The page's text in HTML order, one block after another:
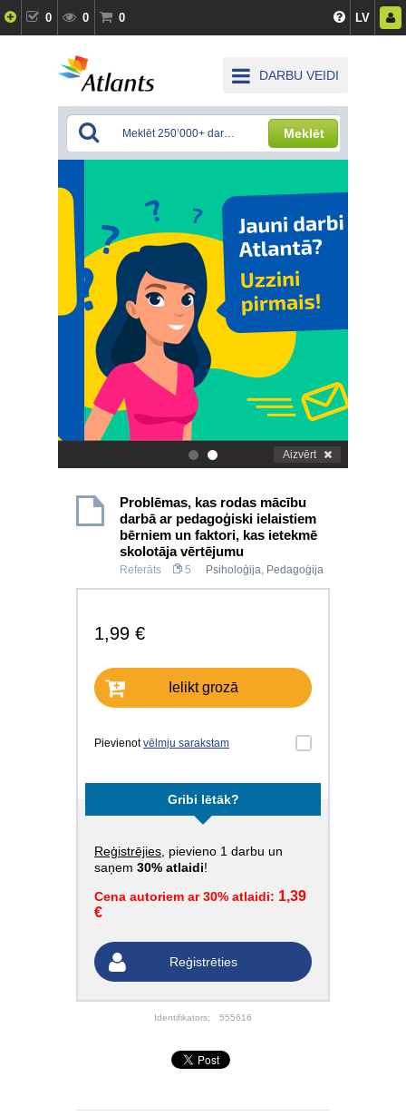
0 0 0 LV
DARBU VEIDI
Meklēt
. Aizvērt
Problēmas, kas rodas mācību
darbā ar pedagoģiski ielaistiem
bērniem un faktori, kas ietekmē
skolotāja vērtējumu
Referāts 5 Psiholoģija, Pedagoģija
1,99 €
Ielikt grozā
Pievienotvēlmju sarakstam
Gribi lētāk?
Reģistrējies , pievieno 1 darbu un
saņem 30% atlaidi!
Cena autoriem ar 30% atlaidi: 1,39
€
Reģistrēties
Identifikators: 555616